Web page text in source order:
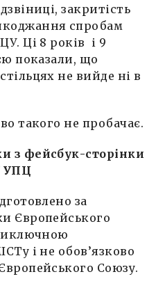
закритість
спробам
Ці 8 років і 9
показали, що
не вийде ні в
такого не пробачає.
з фейсбук-сторінки
УПЦ
за
Європейського
і не обов’язково
Союзу.